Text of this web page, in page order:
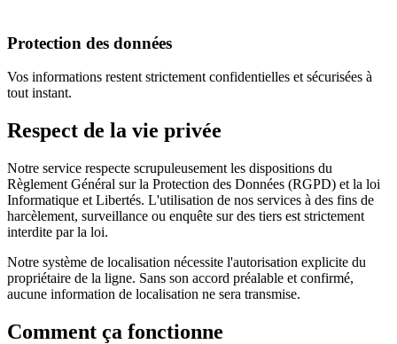
Protection des données
Vos informations restent strictement confidentielles et sécurisées à
tout instant.
Respect de la vie privée
Notre service respecte scrupuleusement les dispositions du
Règlement Général sur la Protection des Données (RGPD) et la loi
Informatique et Libertés. L'utilisation de nos services à des fins de
harcèlement, surveillance ou enquête sur des tiers est strictement
interdite par la loi.
Notre système de localisation nécessite l'autorisation explicite du
propriétaire de la ligne. Sans son accord préalable et confirmé,
aucune information de localisation ne sera transmise.
Comment ça fonctionne